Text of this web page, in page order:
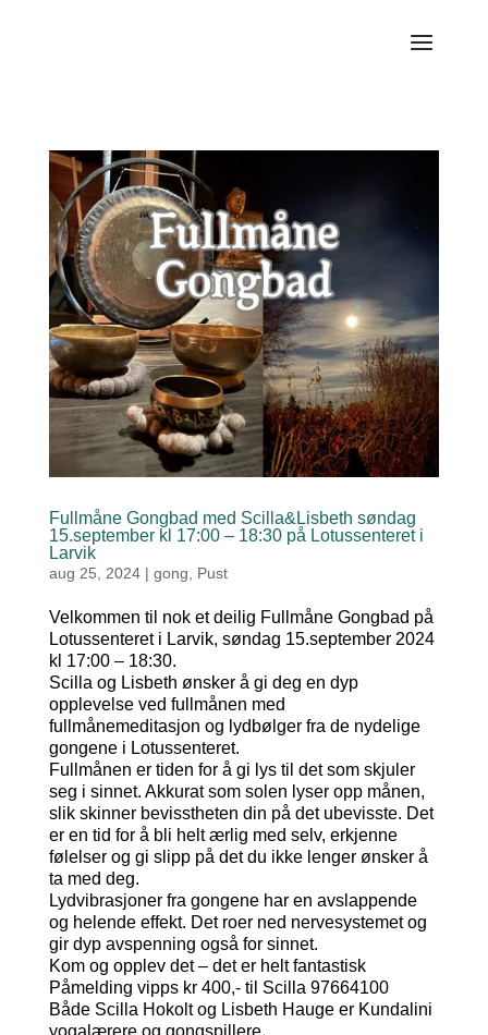
Fullmåne Gongbad med Scilla&Lisbeth søndag
15.september kl 17:00 – 18:30 på Lotussenteret i
Larvik
aug 25, 2024| gong Pust
Velkommen til nok et deilig Fullmåne Gongbad på
Lotussenteret i Larvik, søndag 15.september 2024
kl 17:00 – 18:30.
Scilla og Lisbeth ønsker å gi deg en dyp
opplevelse ved fullmånen med
fullmånemeditasjon og lydbølger fra de nydelige
gongene i Lotussenteret.
Fullmånen er tiden for å gi lys til det som skjuler
seg i sinnet. Akkurat som solen lyser opp månen,
slik skinner bevisstheten din på det ubevisste. Det
er en tid for å bli helt ærlig med selv, erkjenne
følelser og gi slipp på det du ikke lenger ønsker å
ta med deg.
Lydvibrasjoner fra gongene har en avslappende
og helende effekt. Det roer ned nervesystemet og
gir dyp avspenning også for sinnet.
Kom og opplev det – det er helt fantastisk
Påmelding vipps kr 400,- til Scilla 97664100
Både Scilla Hokolt og Lisbeth Hauge er Kundalini